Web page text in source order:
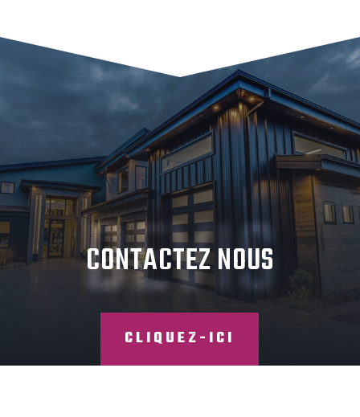
DEVIS
CONTACTEZ NOUS
CLIQUEZ-ICI